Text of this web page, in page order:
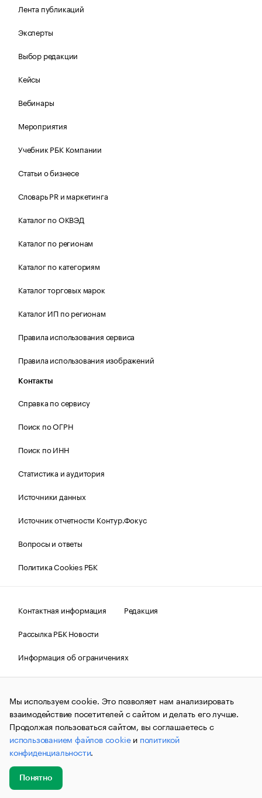
Лента публикаций
Эксперты
Выбор редакции
Кейсы
Вебинары
Мероприятия
Учебник РБК Компании
Статьи о бизнесе
Словарь PR и маркетинга
Каталог по ОКВЭД
Каталог по регионам
Каталог по категориям
Каталог торговых марок
Каталог ИП по регионам
Правила использования сервиса
Правила использования изображений
Контакты
Справка по сервису
Поиск по ОГРН
Поиск по ИНН
Статистика и аудитория
Источники данных
Источник отчетности Контур.Фокус
Вопросы и ответы
Политика Cookies РБК
Контактная информация
Редакция
Рассылка РБК Новости
Информация об ограничениях
Правовая информация
О соблюдении авторских прав
© АО «РОСБИЗНЕСКОНСАЛТИНГ»,1995–2026.Сообщения
и материалы информационного агентства «РБК»
(зарегистрировано Федеральной службой по надзору в сфере
связи, информационных технологий и массовых
коммуникаций (Роскомнадзор) 09.12.2015 за номером ИА
№ФС77-63848) сопровождаются пометкой «РБК». Отдельные
публикации могут содержать информацию,
не предназначенную для пользователей
до 18 лет.
Мы используем cookie. Это позволяет нам анализировать
взаимодействие посетителей с сайтом и делать его лучше.
Продолжая пользоваться сайтом, вы соглашаетесь с
использованием файлов cookieи политикой
конфиденциальности.
Понятно